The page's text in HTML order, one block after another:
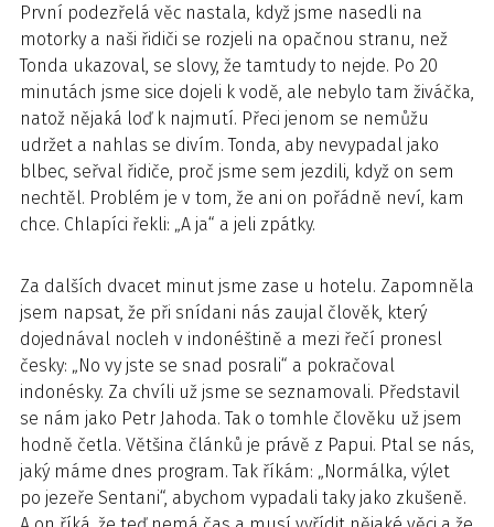
První podezřelá věc nastala, když jsme nasedli na
motorky a naši řidiči se rozjeli na opačnou stranu, než
Tonda ukazoval, se slovy, že tamtudy to nejde. Po 20
minutách jsme sice dojeli k vodě, ale nebylo tam živáčka,
natož nějaká loď k najmutí. Přeci jenom se nemůžu
udržet a nahlas se divím. Tonda, aby nevypadal jako
blbec, seřval řidiče, proč jsme sem jezdili, když on sem
nechtěl. Problém je v tom, že ani on pořádně neví, kam
chce. Chlapíci řekli: „A ja“ a jeli zpátky.
Za dalších dvacet minut jsme zase u hotelu. Zapomněla
jsem napsat, že při snídani nás zaujal člověk, který
dojednával nocleh v indonéštině a mezi řečí pronesl
česky: „No vy jste se snad posrali“ a pokračoval
indonésky. Za chvíli už jsme se seznamovali. Představil
se nám jako Petr Jahoda. Tak o tomhle člověku už jsem
hodně četla. Většina článků je právě z Papui. Ptal se nás,
jaký máme dnes program. Tak říkám: „Normálka, výlet
po jezeře Sentani“, abychom vypadali taky jako zkušeně.